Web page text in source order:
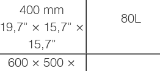
400 mm
19,7” × 15,7” ×
15,7”
80L
600 × 500 ×